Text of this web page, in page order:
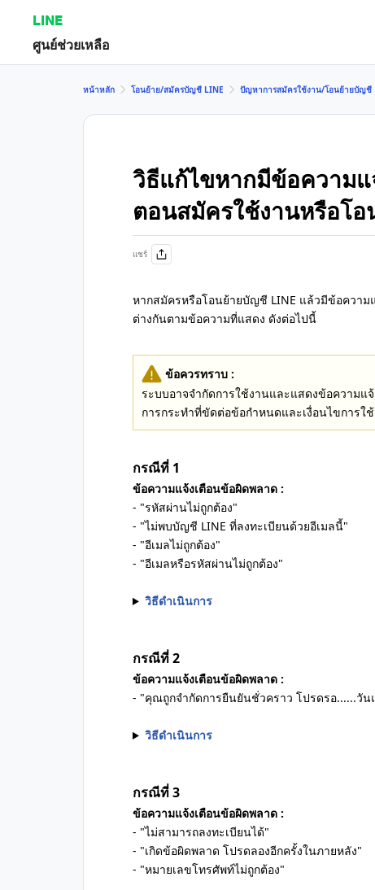
LINE
ศูนย์ช่วยเหลือ
หน้าหลัก โอนย้าย/สมัครบัญชี LINE ปัญหาการสมัครใช้งาน/โอนย้ายบัญชี
วิธีแก้ไขหากมีข้อความ
ตอนสมัครใช้งานหรือโ
แชร์
หากสมัครหรือโอนย้ายบัญชี LINE แล้วมีข้อความ
ต่างกันตามข้อความที่แสดง ดังต่อไปนี้
ข้อควรทราบ :
ระบบอาจจำกัดการใช้งานและแสดงข้อความแ
การกระทำที่ขัดต่อข้อกำหนดและเงื่อนไขการใ
กรณีที่ 1
ข้อความแจ้งเตือนข้อผิดพลาด :
- "รหัสผ่านไม่ถูกต้อง"
- "ไม่พบบัญชี LINE ที่ลงทะเบียนด้วยอีเมลนี้"
- "อีเมลไม่ถูกต้อง"
- "อีเมลหรือรหัสผ่านไม่ถูกต้อง"
วิธีดำเนินการ
กรณีที่ 2
ข้อความแจ้งเตือนข้อผิดพลาด :
- "คุณถูกจำกัดการยืนยันชั่วคราว โปรดรอ......วัน
วิธีดำเนินการ
กรณีที่ 3
ข้อความแจ้งเตือนข้อผิดพลาด :
- "ไม่สามารถลงทะเบียนได้"
- "เกิดข้อผิดพลาด โปรดลองอีกครั้งในภายหลัง"
- "หมายเลขโทรศัพท์ไม่ถูกต้อง"